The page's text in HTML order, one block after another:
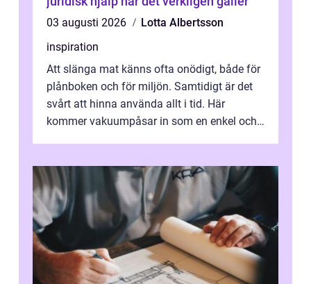
03 augusti 2026
Lotta Albertsson
inspiration
Att slänga mat känns ofta onödigt, både för
plånboken och för miljön. Samtidigt är det
svårt att hinna använda allt i tid. Här
kommer vakuumpåsar in som en enkel och